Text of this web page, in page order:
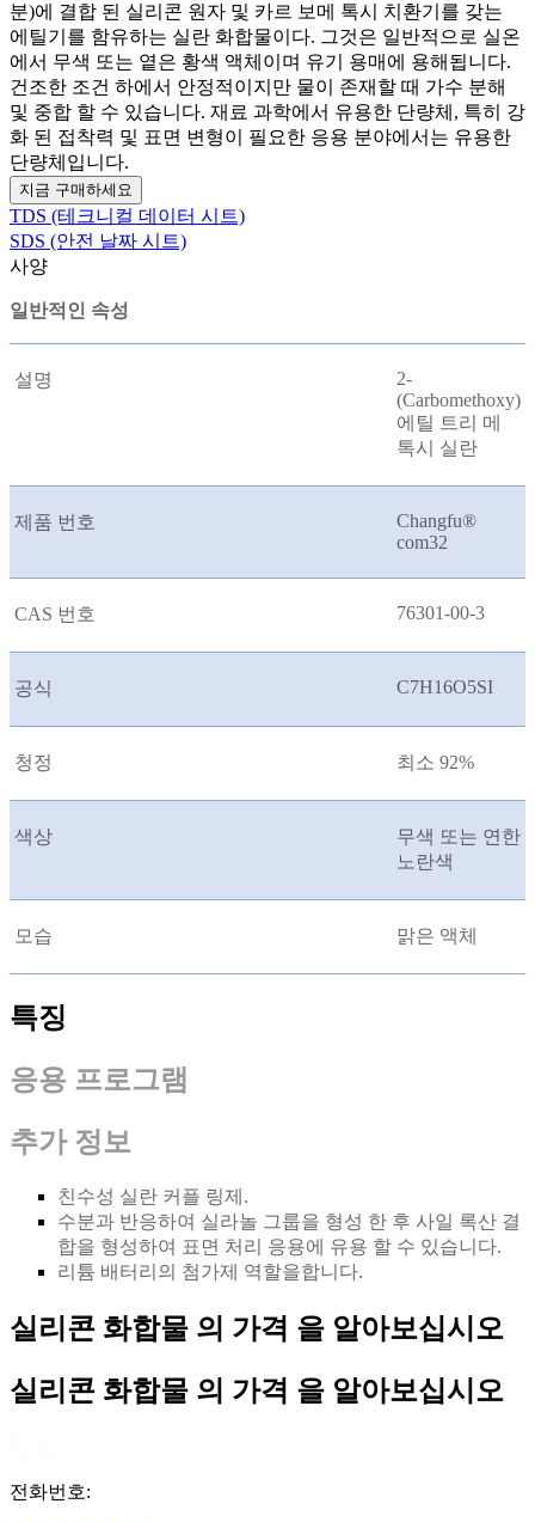
분)에 결합 된 실리콘 원자 및 카르 보메 톡시 치환기를 갖는
에틸기를 함유하는 실란 화합물이다. 그것은 일반적으로 실온
에서 무색 또는 옅은 황색 액체이며 유기 용매에 용해됩니다.
건조한 조건 하에서 안정적이지만 물이 존재할 때 가수 분해
및 중합 할 수 있습니다. 재료 과학에서 유용한 단량체, 특히 강
화 된 접착력 및 표면 변형이 필요한 응용 분야에서는 유용한
단량체입니다.
지금 구매하세요
TDS (테크니컬 데이터 시트)
SDS (안전 날짜 시트)
사양
일반적인 속성
설명
2-
(Carbomethoxy)
에틸 트리 메
톡시 실란
제품 번호
Changfu®
com32
CAS 번호 76301-00-3
공식 C7H16O5SI
청정 최소 92%
색상
무색 또는 연한
노란색
모습 맑은 액체
특징
응용 프로그램
추가 정보
친수성 실란 커플 링제.
수분과 반응하여 실라놀 그룹을 형성 한 후 사일 록산 결
합을 형성하여 표면 처리 응용에 유용 할 수 있습니다.
리튬 배터리의 첨가제 역할을합니다.
실리콘 화합물 의 가격 을 알아보십시오
실리콘 화합물 의 가격 을 알아보십시오
전화번호: